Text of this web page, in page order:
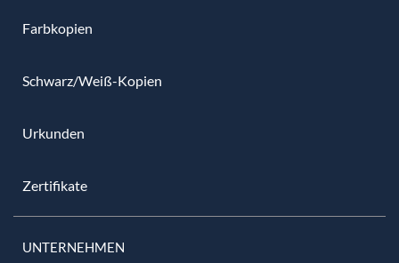
Farbkopien
Schwarz/Weiß-Kopien
Urkunden
Zertifikate
UNTERNEHMEN